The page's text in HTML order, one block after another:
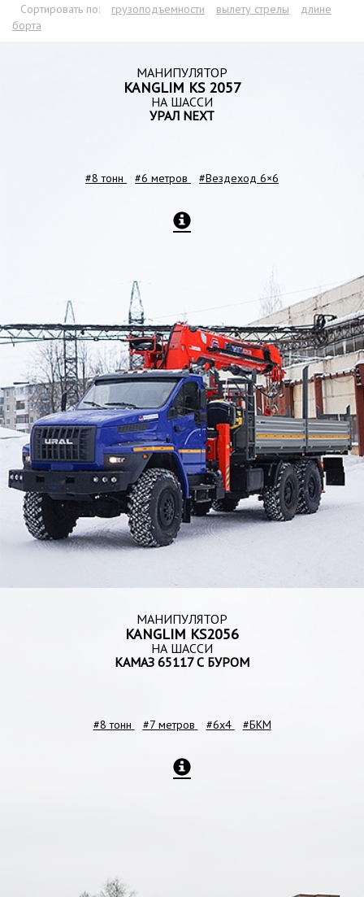
Сортировать по: грузоподъемности вылету стрелы
длине
борта
МАНИПУЛЯТОР
KANGLIM KS 2057
НА ШАССИ
УРАЛ NEXT
#8 тонн #6 метров #Вездеход 6×6
МАНИПУЛЯТОР
KANGLIM KS2056
НА ШАССИ
КАМАЗ 65117 С БУРОМ
#8 тонн #7 метров #6x4 #БКМ